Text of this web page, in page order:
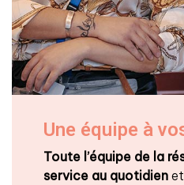
Une équipe à
Toute l’équipe de la
service au quotidien